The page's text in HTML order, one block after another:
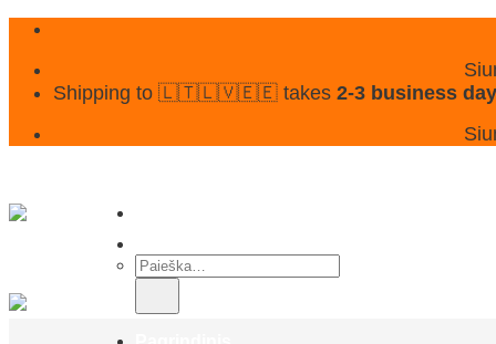
Skip
content
Shipping to 🇱🇹🇱🇻🇪🇪 takes 2-3 business
Ieškoti: